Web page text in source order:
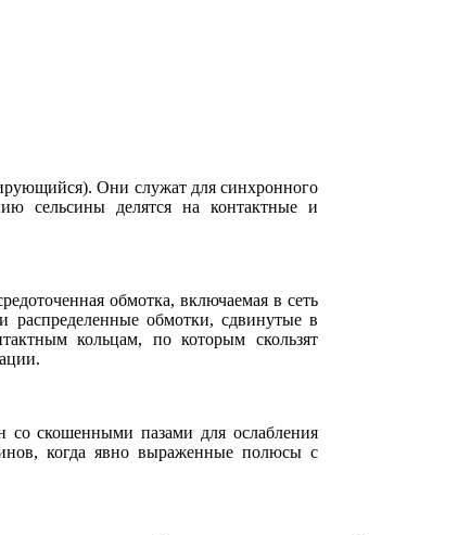
Они служат для синхронного
сельсины делятся на контактные и
обмотка, включаемая в сеть
распределенные обмотки, сдвинутые в
кольцам, по которым скользят
со скошенными пазами для ослабления
когда явно выраженные полюсы с